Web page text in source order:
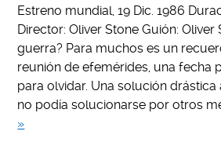
Estreno mundial, 19 Dic. 1986
Director: Oliver Stone Guión: Oliver
guerra? Para muchos es un
reunión de efemérides, una fecha
para olvidar. Una solución
no podía solucionarse por otros
»